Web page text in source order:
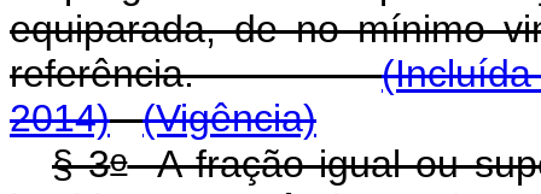
equiparada, de no mínimo
referência.
2014)
(Vigência)
§ 3oA fração igual ou